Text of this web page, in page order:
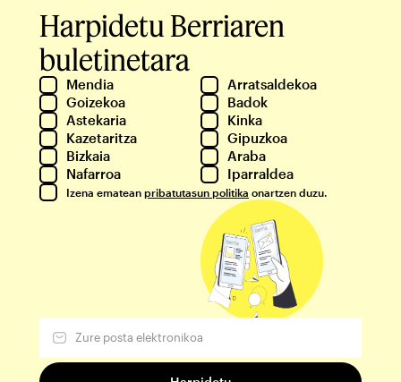
Harpidetu Berriaren
buletinetara
Mendia
Arratsaldekoa
Goizekoa
Badok
Astekaria
Kinka
Kazetaritza
Gipuzkoa
Bizkaia
Araba
Nafarroa
Iparraldea
Izena ematean pribatutasun politika onartzen duzu.